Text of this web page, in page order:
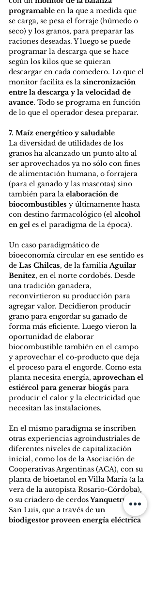
programable en la que a medida que
se carga, se pesa el forraje (húmedo o
seco) y los granos, para preparar las
raciones deseadas. Y luego se puede
programar la descarga que se hace
según los kilos que se quieran
descargar en cada comedero. Lo que el
monitor facilita es la sincronización
entre la descarga y la velocidad de
avance. Todo se programa en función
de lo que el operador desea preparar.
7. Maíz energético y saludable
La diversidad de utilidades de los
granos ha alcanzado un punto alto al
ser aprovechados ya no sólo con fines
de alimentación humana, o forrajera
(para el ganado y las mascotas) sino
también para la elaboración de
biocombustibles y últimamente hasta
con destino farmacológico (el alcohol
en gel es el paradigma de la época).
Un caso paradigmático de
bioeconomía circular en ese sentido es
de Las Chilcas, de la familia Aguilar
Benitez, en el norte cordobés. Desde
una tradición ganadera,
reconvirtieron su producción para
agregar valor. Decidieron producir
grano para engordar su ganado de
forma más eficiente. Luego vieron la
oportunidad de elaborar
biocombustible también en el campo
y aprovechar el co-producto que deja
el proceso para el engorde. Como esta
planta necesita energía, aprovechan el
estiércol para generar biogás para
producir el calor y la electricidad que
necesitan las instalaciones.
En el mismo paradigma se inscriben
otras experiencias agroindustriales de
diferentes niveles de capitalización
inicial, como los de la Asociación de
Cooperativas Argentinas (ACA), con su
planta de bioetanol en Villa María (a la
vera de la autopista Rosario-Córdoba),
o su criadero de cerdos Yanquetruz,
en
San Luis, que a través de un
biodigestor proveen energía eléctrica